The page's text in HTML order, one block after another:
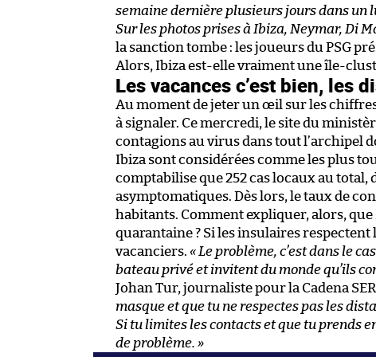
semaine dernière plusieurs jours dans un
Sur les photos prises à Ibiza, Neymar, Di
la sanction tombe : les joueurs du PSG
Alors, Ibiza est-elle vraiment une île-
Les vacances c’est bien, les
Au moment de jeter un œil sur les chiffres
à signaler. Ce mercredi, le site du
contagions au virus dans tout l’archipel
Ibiza sont considérées comme les plus
comptabilise que 252 cas locaux au
asymptomatiques. Dès lors, le taux de
habitants. Comment expliquer, alors,
quarantaine ? Si les insulaires respectent
vacanciers. « Le problème, c’est dans le
bateau privé et invitent du monde qu’ils
Johan Tur, journaliste pour la Cadena
masque et que tu ne respectes pas les
Si tu limites les contacts et que tu prends
de problème. »